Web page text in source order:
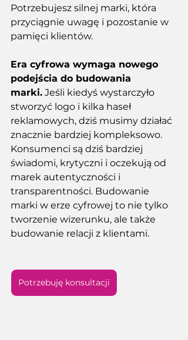
Potrzebujesz silnej marki, która
przyciągnie uwagę i pozostanie w
pamięci klientów.
Era cyfrowa wymaga nowego
podejścia do budowania
marki. Jeśli kiedyś wystarczyło
stworzyć logo i kilka haseł
reklamowych, dziś musimy działać
znacznie bardziej kompleksowo.
Konsumenci są dziś bardziej
świadomi, krytyczni i oczekują od
marek autentyczności i
transparentności. Budowanie
marki w erze cyfrowej to nie tylko
tworzenie wizerunku, ale także
budowanie relacji z klientami.
Potrzebuję konsultacji